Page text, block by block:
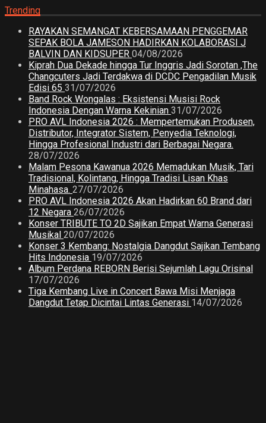
Trending
RAYAKAN SEMANGAT KEBERSAMAAN PENGGEMAR
SEPAK BOLA JAMESON HADIRKAN KOLABORASI J
BALVIN DAN KIDSUPER 04/08/2026
Kiprah Dua Dekade hingga Tur Inggris Jadi Sorotan ,The
Changcuters Jadi Terdakwa di DCDC Pengadilan Musik
Edisi 65 31/07/2026
Band Rock Wongalas : Eksistensi Musisi Rock
Indonesia Dengan Warna Kekinian 31/07/2026
PRO AVL Indonesia 2026 : Mempertemukan Produsen,
Distributor, Integrator Sistem, Penyedia Teknologi,
Hingga Profesional Industri dari Berbagai Negara.
28/07/2026
Malam Pesona Kawanua 2026 Memadukan Musik, Tari
Tradisional, Kolintang, Hingga Tradisi Lisan Khas
Minahasa. 27/07/2026
PRO AVL Indonesia 2026 Akan Hadirkan 60 Brand dari
12 Negara 26/07/2026
Konser TRIBUTE TO 2D Sajikan Empat Warna Generasi
Musikal 20/07/2026
Konser 3 Kembang: Nostalgia Dangdut Sajikan Tembang
Hits Indonesia 19/07/2026
Album Perdana REBORN Berisi Sejumlah Lagu Orisinal
17/07/2026
Tiga Kembang Live in Concert Bawa Misi Menjaga
Dangdut Tetap Dicintai Lintas Generasi 14/07/2026